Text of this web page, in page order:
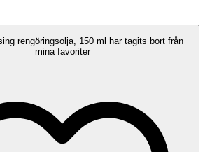
rengöringsolja, 150 ml har tagits bort från
mina favoriter